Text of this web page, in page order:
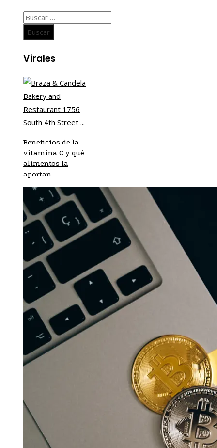
Buscar:
Virales
Beneficios de la
vitamina C y qué
alimentos la
aportan